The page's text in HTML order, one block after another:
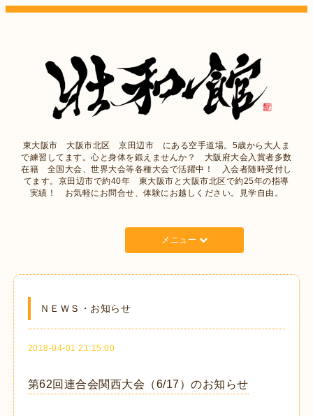
東大阪市 大阪市北区 京田辺市 にある空手道場。5歳から大人ま
で練習してます。心と身体を鍛えませんか？ 大阪府大会入賞者多数
在籍 全国大会、世界大会等各種大会で活躍中！ 入会者随時受付し
てます。京田辺市で約40年 東大阪市と大阪市北区で約25年の指導
実績！ お気軽にお問合せ、体験にお越しください。見学自由。
メニュー
ＮＥＷＳ・お知らせ
2018-04-01 21:15:00
第62回連合会関西大会（6/17）のお知らせ